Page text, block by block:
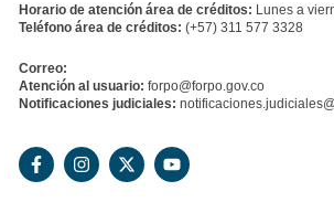
Horario de atención área de créditos: Lunes a
Teléfono área de créditos: (+57) 311 577 3328
Correo:
Atención al usuario: forpo@forpo.gov.co
Notificaciones judiciales:
F
a
I
n
X
-
Y
o